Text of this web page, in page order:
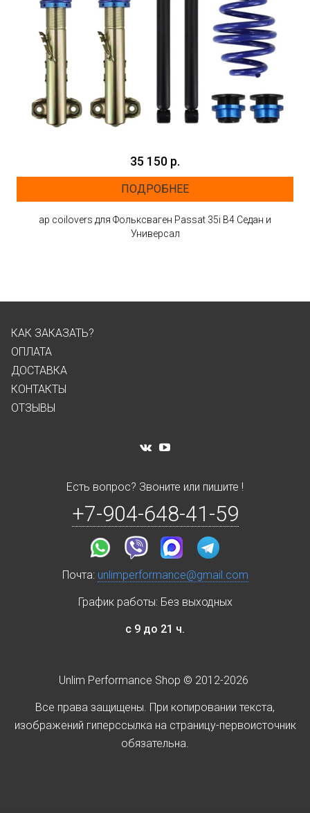
35 150 р.
ПОДРОБНЕЕ
ap coilovers для Фольксваген Passat 35i B4 Седан и
Универсал
КАК ЗАКАЗАТЬ?
ОПЛАТА
ДОСТАВКА
КОНТАКТЫ
ОТЗЫВЫ
Есть вопрос? Звоните или пишите !
+7-904-648-41-59
Почта: unlimperformance@gmail.com
График работы: Без выходных
с 9 до 21 ч.
Unlim Performance Shop © 2012-2026
Все права защищены. При копировании текста,
изображений гиперссылка на страницу-первоисточник
обязательна.